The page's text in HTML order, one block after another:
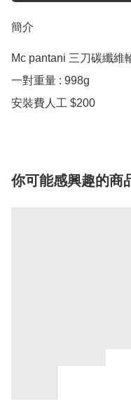
簡介
Mc pantani 三刀碳纖維
一對重量 : 998g
安裝費人工 $200
你可能感興趣的商